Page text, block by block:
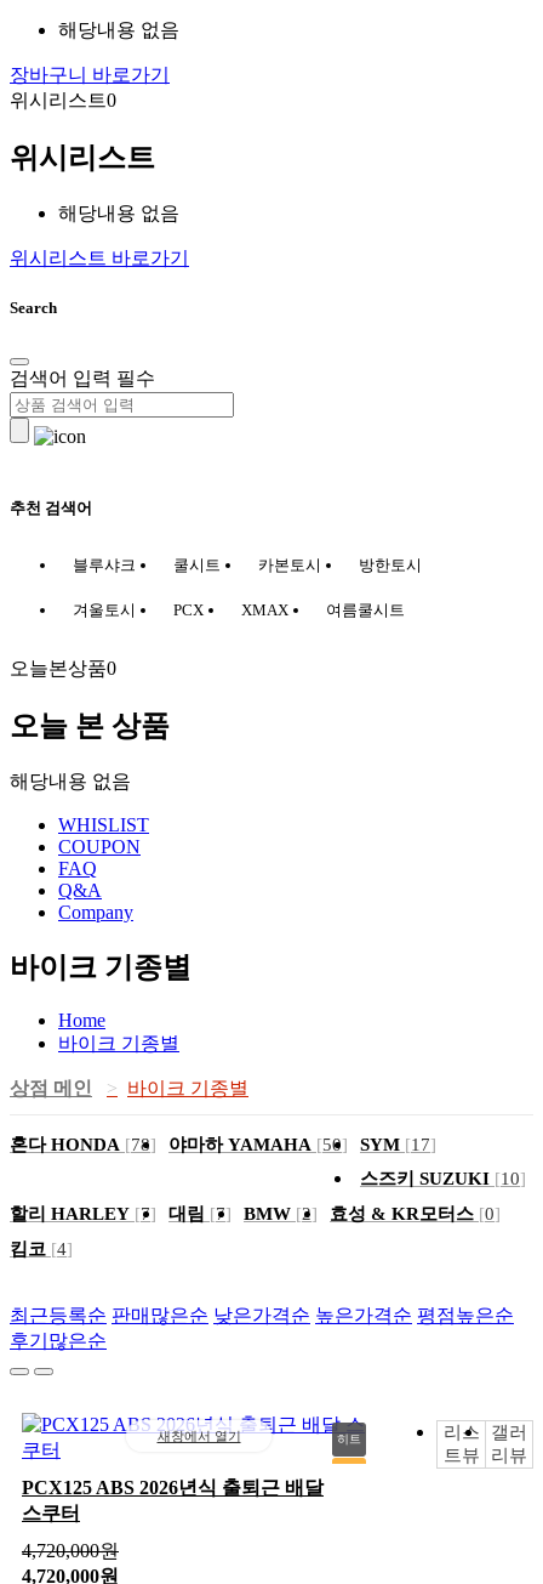
해당내용 없음
장바구니 바로가기
위시리스트0
위시리스트
해당내용 없음
위시리스트 바로가기
Search
검색어 입력 필수
추천 검색어
블루샤크 쿨시트 카본토시 방한토시
겨울토시 PCX XMAX 여름쿨시트
오늘본상품0
오늘 본 상품
해당내용 없음
WHISLIST
COUPON
FAQ
Q&A
Company
바이크 기종별
Home
바이크 기종별
상점 메인 바이크 기종별
혼다 HONDA [78] 야마하 YAMAHA [50] SYM [17]
스즈키 SUZUKI [10]
할리 HARLEY [7] 대림 [7] BMW [2] 효성 & KR모터스 [0]
킴코 [4]
최근등록순 판매많은순 낮은가격순 높은가격순 평점높은순
후기많은순
리스
트뷰
갤러
리뷰
히트
새창에서 열기
PCX125 ABS 2026년식 출퇴근 배달
스쿠터
4,720,000원
4,720,000원